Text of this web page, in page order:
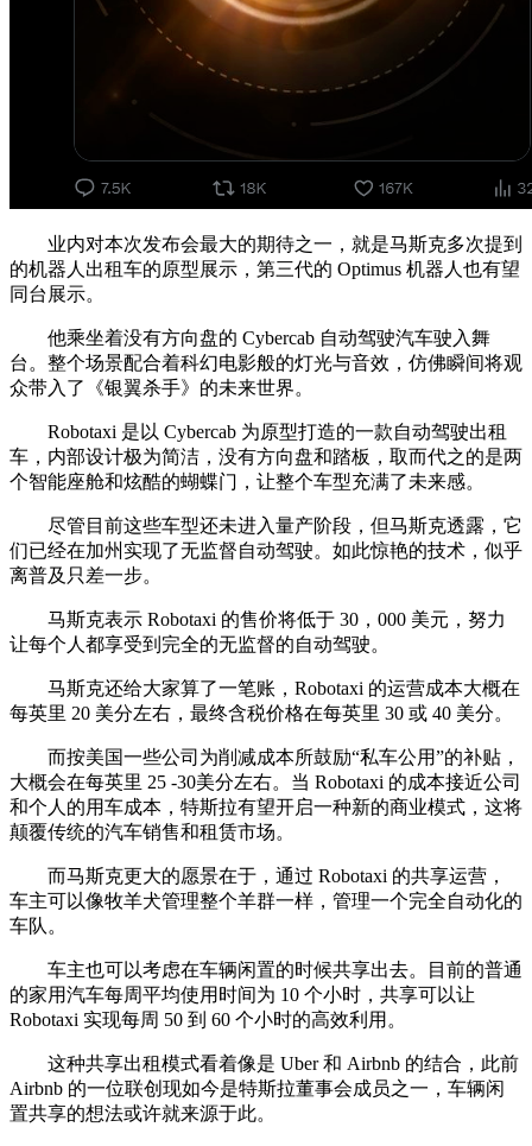
业内对本次发布会最大的期待之一，就是马斯克多次提到
的机器人出租车的原型展示，第三代的 Optimus 机器人也有望
同台展示。
他乘坐着没有方向盘的 Cybercab 自动驾驶汽车驶入舞
台。整个场景配合着科幻电影般的灯光与音效，仿佛瞬间将观
众带入了《银翼杀手》的未来世界。
Robotaxi 是以 Cybercab 为原型打造的一款自动驾驶出租
车，内部设计极为简洁，没有方向盘和踏板，取而代之的是两
个智能座舱和炫酷的蝴蝶门，让整个车型充满了未来感。
尽管目前这些车型还未进入量产阶段，但马斯克透露，它
们已经在加州实现了无监督自动驾驶。如此惊艳的技术，似乎
离普及只差一步。
马斯克表示 Robotaxi 的售价将低于 30，000 美元，努力
让每个人都享受到完全的无监督的自动驾驶。
马斯克还给大家算了一笔账，Robotaxi 的运营成本大概在
每英里 20 美分左右，最终含税价格在每英里 30 或 40 美分。
而按美国一些公司为削减成本所鼓励“私车公用”的补贴，
大概会在每英里 25 -30美分左右。当 Robotaxi 的成本接近公司
和个人的用车成本，特斯拉有望开启一种新的商业模式，这将
颠覆传统的汽车销售和租赁市场。
而马斯克更大的愿景在于，通过 Robotaxi 的共享运营，
车主可以像牧羊犬管理整个羊群一样，管理一个完全自动化的
车队。
车主也可以考虑在车辆闲置的时候共享出去。目前的普通
的家用汽车每周平均使用时间为 10 个小时，共享可以让
Robotaxi 实现每周 50 到 60 个小时的高效利用。
这种共享出租模式看着像是 Uber 和 Airbnb 的结合，此前
Airbnb 的一位联创现如今是特斯拉董事会成员之一，车辆闲
置共享的想法或许就来源于此。